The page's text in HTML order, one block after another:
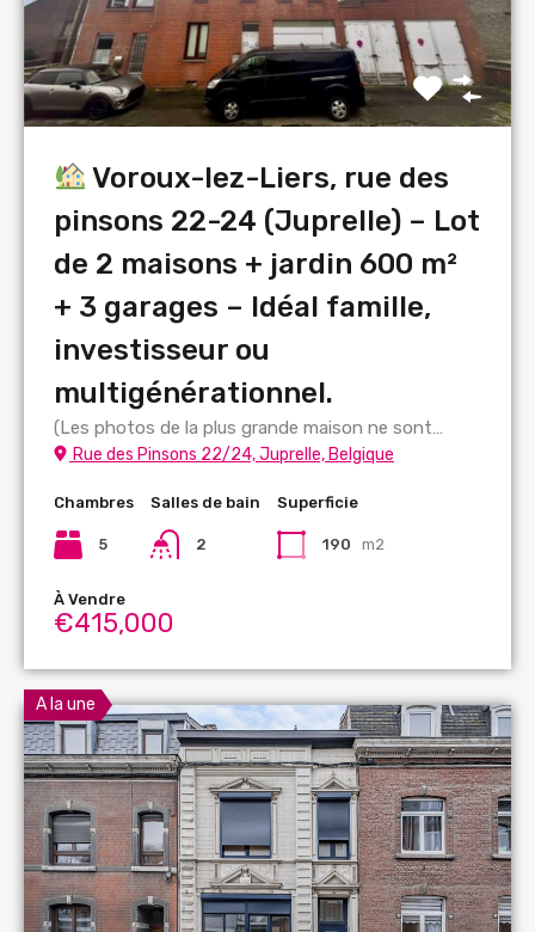
Voroux-lez-Liers, rue des
pinsons 22-24 (Juprelle) – Lot
de 2 maisons + jardin 600 m²
+ 3 garages – Idéal famille,
investisseur ou
multigénérationnel.
(Les photos de la plus grande maison ne sont…
Rue des Pinsons 22/24, Juprelle, Belgique
Chambres
5
Salles de bain
2
Superficie
190 m2
À Vendre
€415,000
A la une